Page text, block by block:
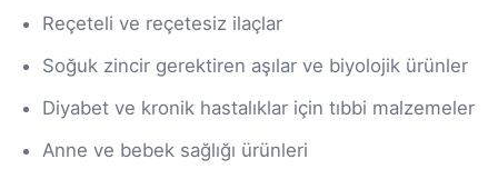
Reçeteli ve reçetesiz ilaçlar
Soğuk zincir gerektiren aşılar ve biyolojik ürünler
Diyabet ve kronik hastalıklar için tıbbi malzemeler
Anne ve bebek sağlığı ürünleri